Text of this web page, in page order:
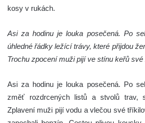
kosy v rukách.
Asi za hodinu je louka posečená. Po
úhledné řádky ležící trávy, které přijdou
Trochu zpocení muži pijí ve stínu keřů své
Asi za hodinu je louka posečená. Po
změť rozdrcených listů a stvolů trav,
Zplavení muži pijí vodu a vlečou své